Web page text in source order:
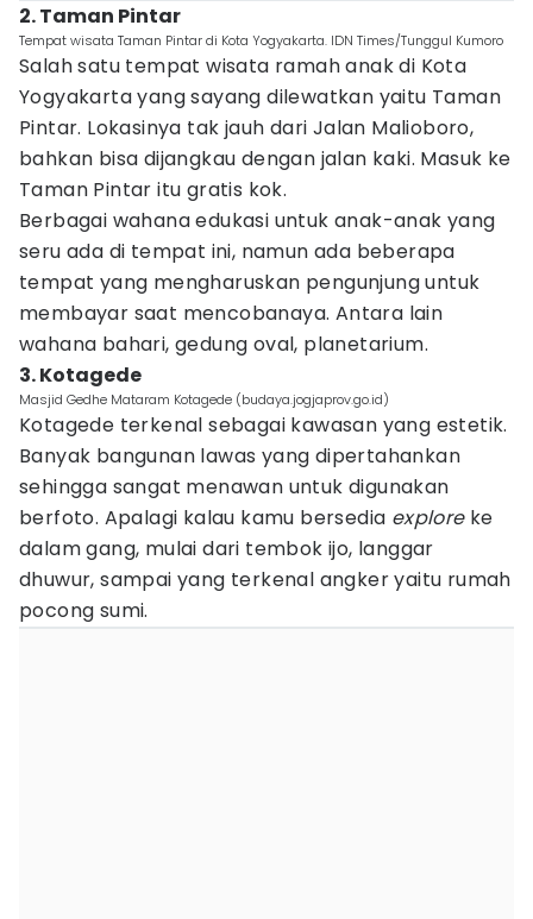
2. Taman Pintar
Tempat wisata Taman Pintar di Kota Yogyakarta. IDN Times/Tunggul Kumoro
Salah satu tempat wisata ramah anak di Kota
Yogyakarta yang sayang dilewatkan yaitu Taman
Pintar. Lokasinya tak jauh dari Jalan Malioboro,
bahkan bisa dijangkau dengan jalan kaki. Masuk ke
Taman Pintar itu gratis kok.
Berbagai wahana edukasi untuk anak-anak yang
seru ada di tempat ini, namun ada beberapa
tempat yang mengharuskan pengunjung untuk
membayar saat mencobanaya. Antara lain
wahana bahari, gedung oval, planetarium.
3. Kotagede
Masjid Gedhe Mataram Kotagede (budaya.jogjaprov.go.id)
Kotagede terkenal sebagai kawasan yang estetik.
Banyak bangunan lawas yang dipertahankan
sehingga sangat menawan untuk digunakan
berfoto. Apalagi kalau kamu bersedia exploreke
dalam gang, mulai dari tembok ijo, langgar
dhuwur, sampai yang terkenal angker yaitu rumah
pocong sumi.